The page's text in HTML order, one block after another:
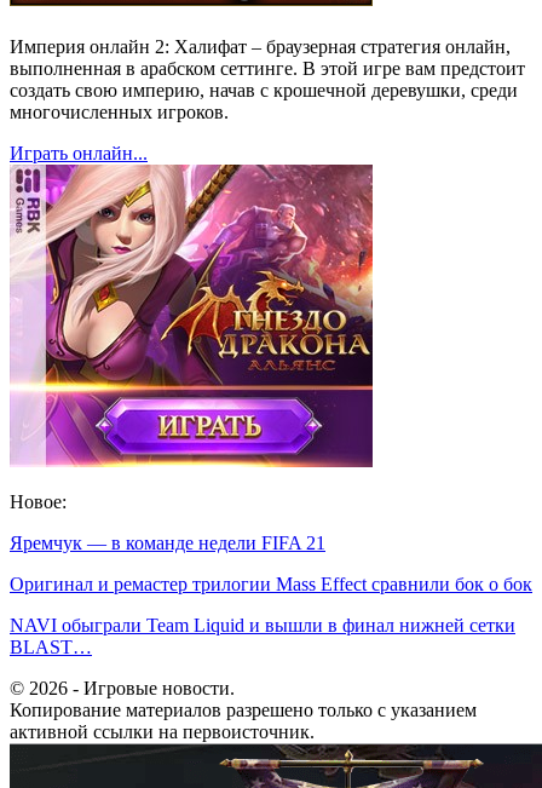
Империя онлайн 2: Халифат – браузерная стратегия онлайн,
выполненная в арабском сеттинге. В этой игре вам предстоит
создать свою империю, начав с крошечной деревушки, среди
многочисленных игроков.
Играть онлайн...
Новое:
Яремчук — в команде недели FIFA 21
Оригинал и ремастер трилогии Mass Effect сравнили бок о бок
NAVI обыграли Team Liquid и вышли в финал нижней сетки
BLAST…
© 2026 - Игровые новости.
Копирование материалов разрешено только с указанием
активной ссылки на первоисточник.